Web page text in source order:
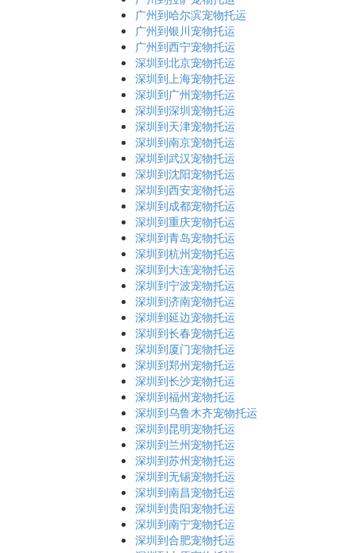
广州到哈尔滨宠物托运
广州到银川宠物托运
广州到西宁宠物托运
深圳到北京宠物托运
深圳到上海宠物托运
深圳到广州宠物托运
深圳到深圳宠物托运
深圳到天津宠物托运
深圳到南京宠物托运
深圳到武汉宠物托运
深圳到沈阳宠物托运
深圳到西安宠物托运
深圳到成都宠物托运
深圳到重庆宠物托运
深圳到青岛宠物托运
深圳到杭州宠物托运
深圳到大连宠物托运
深圳到宁波宠物托运
深圳到济南宠物托运
深圳到延边宠物托运
深圳到长春宠物托运
深圳到厦门宠物托运
深圳到郑州宠物托运
深圳到长沙宠物托运
深圳到福州宠物托运
深圳到乌鲁木齐宠物托运
深圳到昆明宠物托运
深圳到兰州宠物托运
深圳到苏州宠物托运
深圳到无锡宠物托运
深圳到南昌宠物托运
深圳到贵阳宠物托运
深圳到南宁宠物托运
深圳到合肥宠物托运